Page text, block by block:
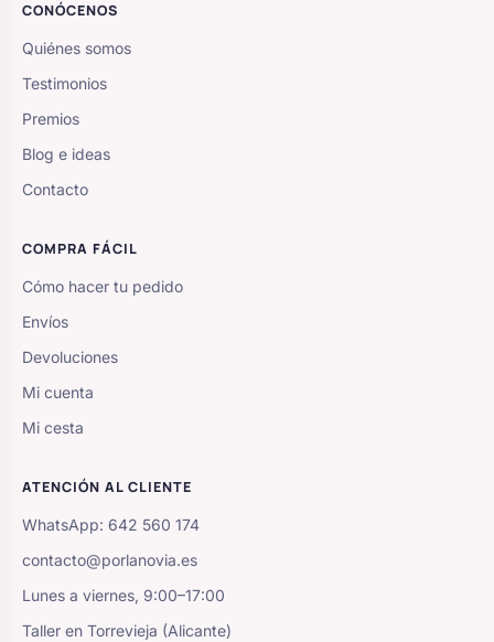
CONÓCENOS
Quiénes somos
Testimonios
Premios
Blog e ideas
Contacto
COMPRA FÁCIL
Cómo hacer tu pedido
Envíos
Devoluciones
Mi cuenta
Mi cesta
ATENCIÓN AL CLIENTE
WhatsApp: 642 560 174
contacto@porlanovia.es
Lunes a viernes, 9:00–17:00
Taller en Torrevieja (Alicante)